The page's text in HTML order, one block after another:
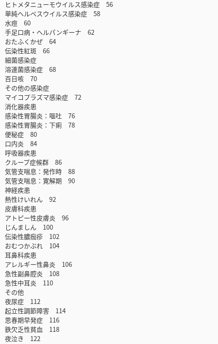
ヒトメタニューモウイルス感染症 56
単純ヘルペスウイルス感染症 58
水痘 60
手足口病・ヘルパンギーナ 62
おたふくかぜ 64
伝染性紅斑 66
細菌感染症
溶連菌感染症 68
百日咳 70
その他の感染症
マイコプラズマ感染症 72
消化器疾患
感染性胃腸炎：嘔吐 76
感染性胃腸炎：下痢 78
便秘症 80
口内炎 84
呼吸器疾患
クループ症候群 86
気管支喘息：発作時 88
気管支喘息：寛解期 90
神経疾患
熱性けいれん 92
皮膚科疾患
アトピー性皮膚炎 96
じんましん 100
伝染性膿痂疹 102
おむつかぶれ 104
耳鼻科疾患
アレルギー性鼻炎 106
急性副鼻腔炎 108
急性中耳炎 110
その他
夜尿症 112
起立性調節障害 114
思春期早発症 116
鉄欠乏性貧血 118
夜泣き 122